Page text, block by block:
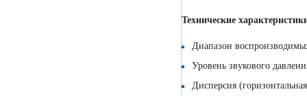
Технические
Диапазон
Уровень звукового
Дисперсия